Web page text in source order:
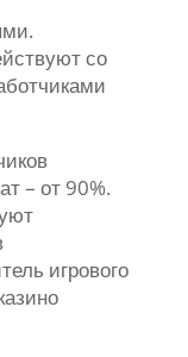
со
– от 90%.
игрового